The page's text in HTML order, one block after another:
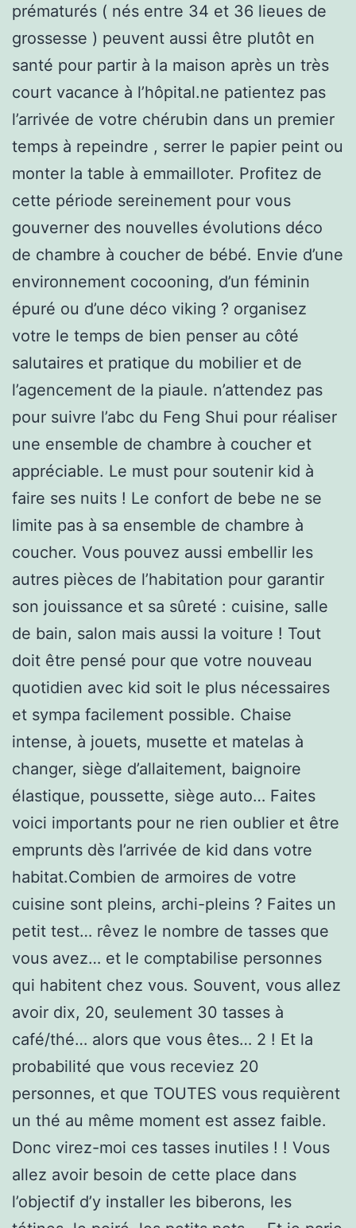
prématurés ( nés entre 34 et 36 lieues de
grossesse ) peuvent aussi être plutôt en
santé pour partir à la maison après un très
court vacance à l’hôpital.ne patientez pas
l’arrivée de votre chérubin dans un premier
temps à repeindre , serrer le papier peint ou
monter la table à emmailloter. Profitez de
cette période sereinement pour vous
gouverner des nouvelles évolutions déco
de chambre à coucher de bébé. Envie d’une
environnement cocooning, d’un féminin
épuré ou d’une déco viking ? organisez
votre le temps de bien penser au côté
salutaires et pratique du mobilier et de
l’agencement de la piaule. n’attendez pas
pour suivre l’abc du Feng Shui pour réaliser
une ensemble de chambre à coucher et
appréciable. Le must pour soutenir kid à
faire ses nuits ! Le confort de bebe ne se
limite pas à sa ensemble de chambre à
coucher. Vous pouvez aussi embellir les
autres pièces de l’habitation pour garantir
son jouissance et sa sûreté : cuisine, salle
de bain, salon mais aussi la voiture ! Tout
doit être pensé pour que votre nouveau
quotidien avec kid soit le plus nécessaires
et sympa facilement possible. Chaise
intense, à jouets, musette et matelas à
changer, siège d’allaitement, baignoire
élastique, poussette, siège auto… Faites
voici importants pour ne rien oublier et être
emprunts dès l’arrivée de kid dans votre
habitat.Combien de armoires de votre
cuisine sont pleins, archi-pleins ? Faites un
petit test… rêvez le nombre de tasses que
vous avez… et le comptabilise personnes
qui habitent chez vous. Souvent, vous allez
avoir dix, 20, seulement 30 tasses à
café/thé… alors que vous êtes… 2 ! Et la
probabilité que vous receviez 20
personnes, et que TOUTES vous requièrent
un thé au même moment est assez faible.
Donc virez-moi ces tasses inutiles ! ! Vous
allez avoir besoin de cette place dans
l’objectif d’y installer les biberons, les